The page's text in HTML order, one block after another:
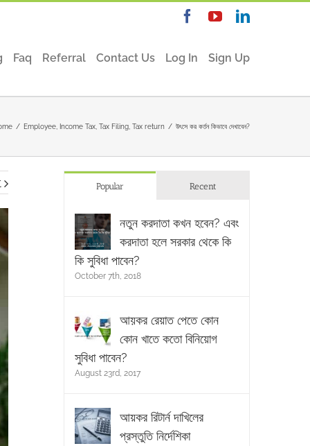
Facebook
YouTubeLinkedin
Faq Referral Contact Us Log In Sign Up
/ Employee Income Tax Tax Filing Tax return / উৎসে কর কর্তন কিভাবে দেখাবেন?
Popular Recent
নতুন করদাতা কখন হবেন? এবং
করদাতা হলে সরকার থেকে কি
কি সুবিধা পাবেন?
October 7th, 2018
আয়কর রেয়াত পেতে কোন
কোন খাতে কতো বিনিয়োগ
সুবিধা পাবেন?
August 23rd, 2017
আয়কর রিটার্ন দাখিলের
প্রস্তুতি নির্দেশিকা